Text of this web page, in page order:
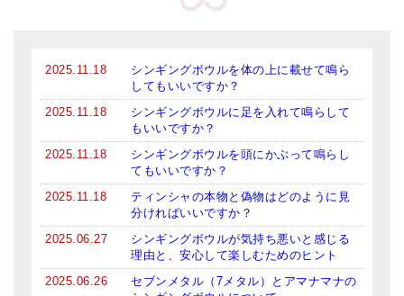
2025.11.18
シンギングボウルを体の上に載せて鳴ら
してもいいですか？
2025.11.18
シンギングボウルに足を入れて鳴らして
もいいですか？
2025.11.18
シンギングボウルを頭にかぶって鳴らし
てもいいですか？
2025.11.18
ティンシャの本物と偽物はどのように見
分ければいいですか？
2025.06.27
シンギングボウルが気持ち悪いと感じる
理由と、安心して楽しむためのヒント
2025.06.26
セブンメタル（7メタル）とアマナマナの